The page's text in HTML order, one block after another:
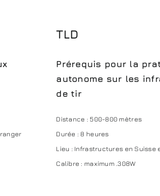
TLD
Prérequis pour la
autonome sur les
de tir
Distance : 500-800 mètres
Durée : 8 heures
Lieu : Infrastructures en Suisse
Calibre : maximum .308W